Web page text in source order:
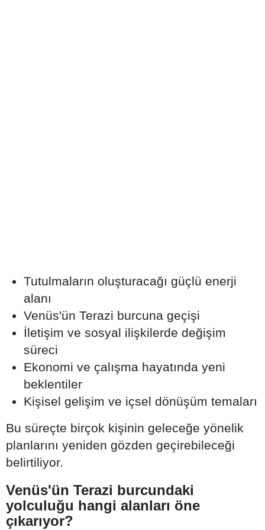
Tutulmaların oluşturacağı güçlü enerji
alanı
Venüs'ün Terazi burcuna geçişi
İletişim ve sosyal ilişkilerde değişim
süreci
Ekonomi ve çalışma hayatında yeni
beklentiler
Kişisel gelişim ve içsel dönüşüm temaları
Bu süreçte birçok kişinin geleceğe yönelik
planlarını yeniden gözden geçirebileceği
belirtiliyor.
Venüs'ün Terazi burcundaki
yolculuğu hangi alanları öne
çıkarıyor?